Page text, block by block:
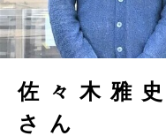
佐々木雅
さん